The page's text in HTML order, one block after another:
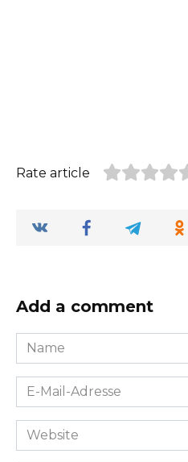
Rate article
Add a comment
Name
*
E-
Mail-
Adresse
Website